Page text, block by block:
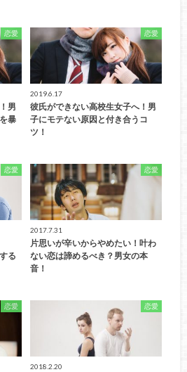
恋愛
男
暴
恋愛
2019.6.17
彼氏ができない高校生女子へ！男
子にモテない原因と付き合うコ
ツ！
恋愛
る
恋愛
2017.7.31
片思いが辛いからやめたい！叶わ
ない恋は諦めるべき？男女の本
音！
恋愛 恋愛
2018.2.20